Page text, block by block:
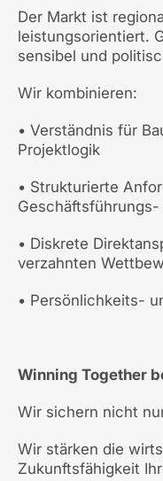
Der Markt ist
leistungsorientiert.
sensibel und
Wir kombinieren:
• Verständnis für
Projektlogik
• Strukturierte
• Diskrete
verzahnten
• Persönlichkeits-
Winning Together
Wir sichern nicht
Wir stärken die
Zukunftsfähigkeit